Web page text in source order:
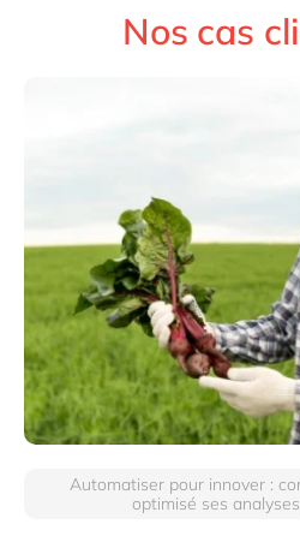
Nos cas
Automatiser pour innover :
optimisé ses